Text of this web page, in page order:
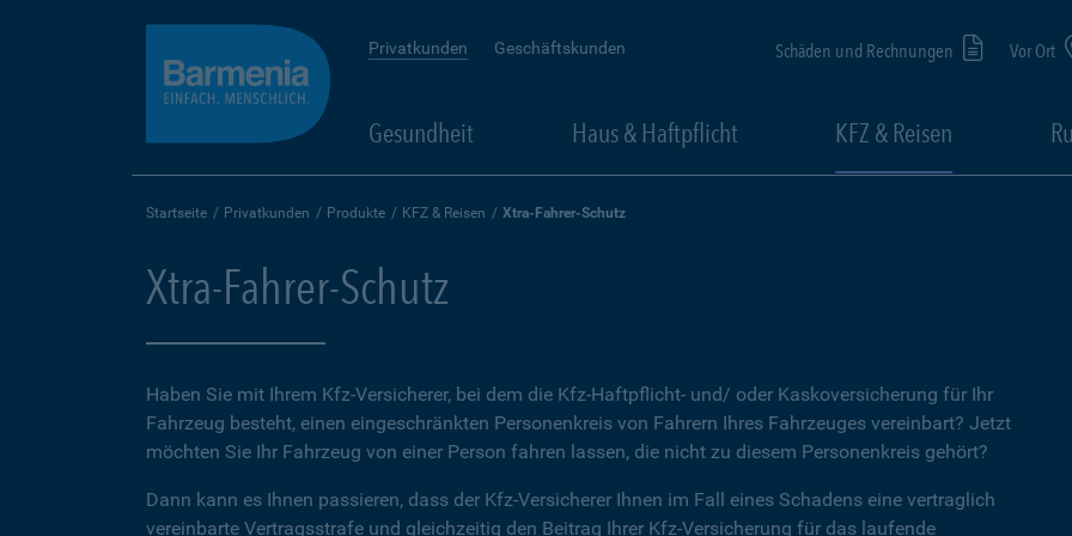
Privatkunden Geschäftskunden Schäden und Rechnungen Vor Ort
Gesundheit Haus & Haftpflicht KFZ & Reisen
Startseite Privatkunden Produkte KFZ & Reisen Xtra-Fahrer-Schutz
Xtra-Fahrer-Schutz
Haben Sie mit Ihrem Kfz-Versicherer, bei dem die Kfz-Haftpflicht- und/ oder Kaskoversicherung für Ihr
Fahrzeug besteht, einen eingeschränkten Personenkreis von Fahrern Ihres Fahrzeuges vereinbart? Jetzt
möchten Sie Ihr Fahrzeug von einer Person fahren lassen, die nicht zu diesem Personenkreis gehört?
Dann kann es Ihnen passieren, dass der Kfz-Versicherer Ihnen im Fall eines Schadens eine vertraglich
vereinbarte Vertragsstrafe und gleichzeitig den Beitrag Ihrer Kfz-Versicherung für das laufende